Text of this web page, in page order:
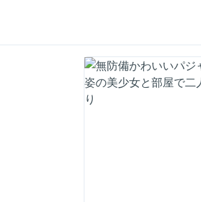
無料漫画
ブックマーク